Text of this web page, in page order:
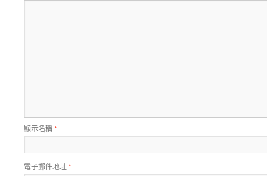
顯示名稱*
電子郵件地址*